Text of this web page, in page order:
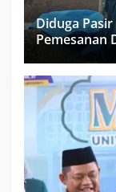
Diduga
Pemesanan